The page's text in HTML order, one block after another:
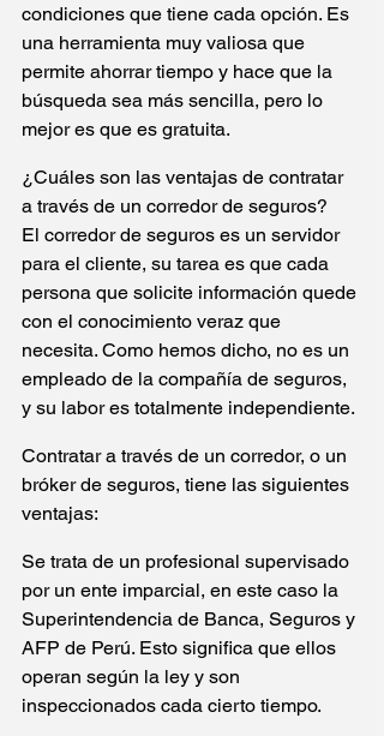
condiciones que tiene cada opción. Es
una herramienta muy valiosa que
permite ahorrar tiempo y hace que la
búsqueda sea más sencilla, pero lo
mejor es que es gratuita.
¿Cuáles son las ventajas de contratar
a través de un corredor de seguros?
El corredor de seguros es un servidor
para el cliente, su tarea es que cada
persona que solicite información quede
con el conocimiento veraz que
necesita. Como hemos dicho, no es un
empleado de la compañía de seguros,
y su labor es totalmente independiente.
Contratar a través de un corredor, o un
bróker de seguros, tiene las siguientes
ventajas:
Se trata de un profesional supervisado
por un ente imparcial, en este caso la
Superintendencia de Banca, Seguros y
AFP de Perú. Esto significa que ellos
operan según la ley y son
inspeccionados cada cierto tiempo.